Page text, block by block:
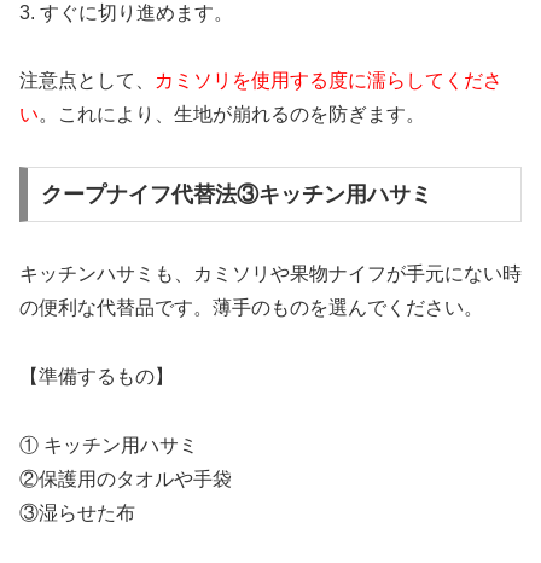
3. すぐに切り進めます。
注意点として、
カミソリを使用する度に濡らしてくださ
い。これにより、生地が崩れるのを防ぎます。
クープナイフ代替法③キッチン用ハサミ
キッチンハサミも、カミソリや果物ナイフが手元にない時
の便利な代替品です。薄手のものを選んでください。
【準備するもの】
① キッチン用ハサミ
②保護用のタオルや手袋
③湿らせた布